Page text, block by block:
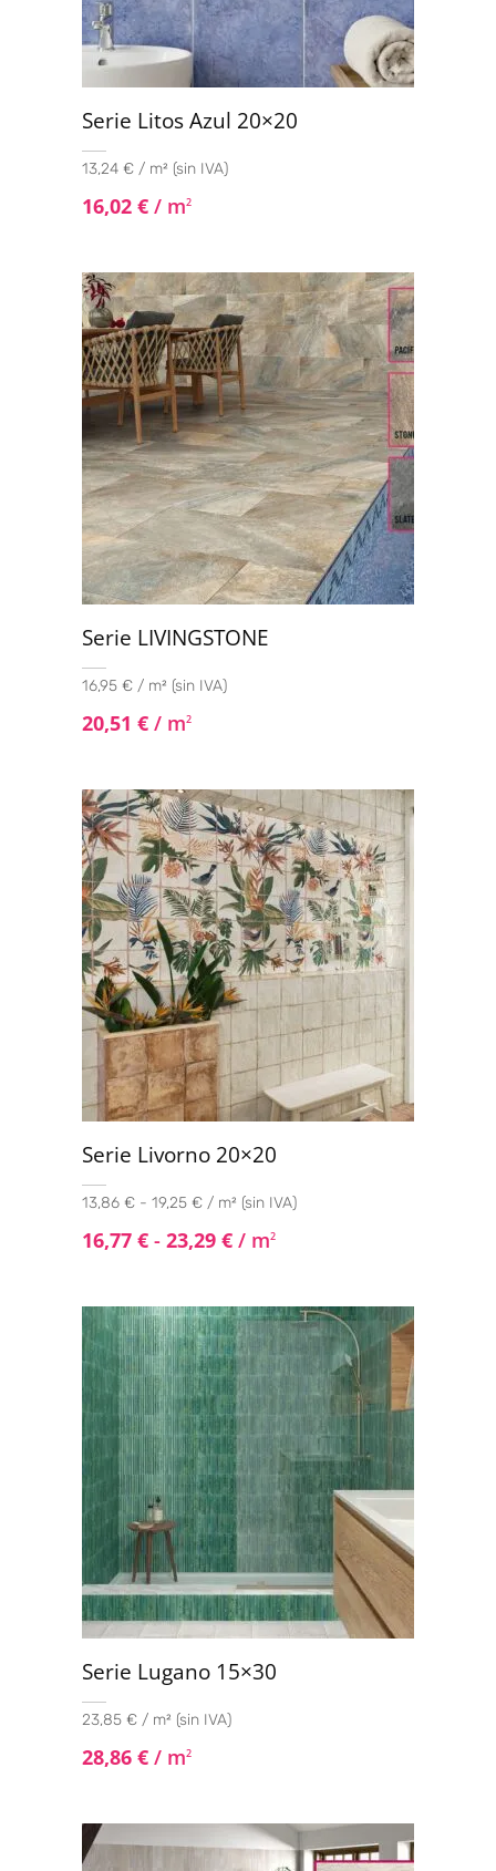
100x100(18)
(6)
Serie Litos Azul 20×20
13,24 € / m² (sin IVA)
16,02 € / m2
Serie LIVINGSTONE
16,95 € / m² (sin IVA)
20,51 € / m2
Serie Livorno 20×20
13,86 € - 19,25 € / m² (sin IVA)
16,77 € - 23,29 € / m2
Serie Lugano 15×30
23,85 € / m² (sin IVA)
28,86 € / m2